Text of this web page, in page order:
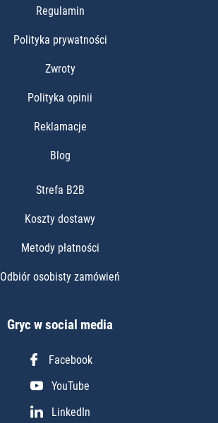
Regulamin
Polityka prywatności
Zwroty
Polityka opinii
Reklamacje
Blog
Strefa B2B
Koszty dostawy
Metody płatności
Odbiór osobisty zamówień
Gryc w social media
Facebook
YouTube
LinkedIn